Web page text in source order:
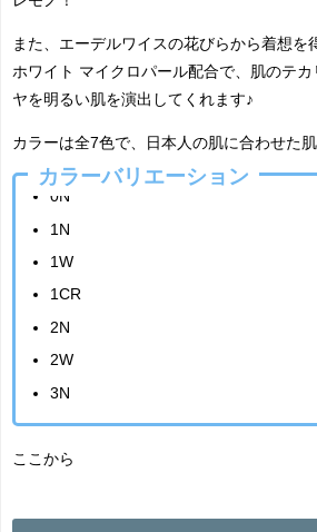
また、エーデルワイスの花びらから着想を
ホワイト マイクロパール配合で、肌のテ
ヤを明るい肌を演出してくれます♪
カラーは全7色で、日本人の肌に合わせた
カラーバリエーション
0N
1N
1W
1CR
2N
2W
3N
ここから